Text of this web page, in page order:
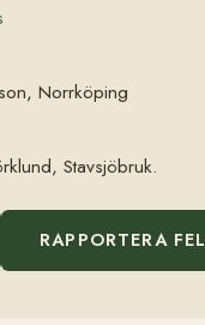
Norrköping
Stavsjöbruk.
RAPPORTERA FEL